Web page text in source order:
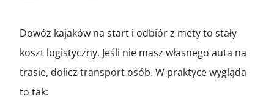
Dowóz kajaków na start i odbiór z mety to stały
koszt logistyczny. Jeśli nie masz własnego auta na
trasie, dolicz transport osób. W praktyce wygląda
to tak: